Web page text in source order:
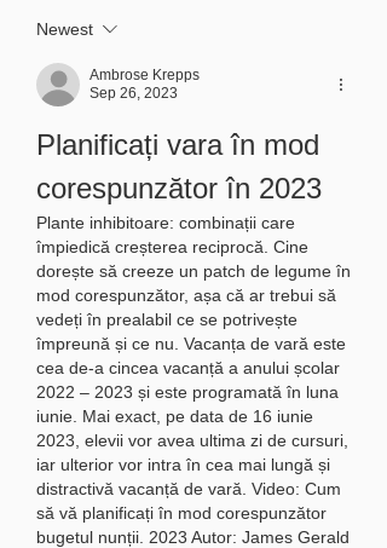
Newest
Ambrose Krepps
Sep 26, 2023
Planificați vara în mod
corespunzător în 2023
Plante inhibitoare: combinații care
împiedică creșterea reciprocă. Cine
dorește să creeze un patch de legume în
mod corespunzător, așa că ar trebui să
vedeți în prealabil ce se potrivește
împreună și ce nu. Vacanța de vară este
cea de-a cincea vacanță a anului școlar
2022 – 2023 și este programată în luna
iunie. Mai exact, pe data de 16 iunie
2023, elevii vor avea ultima zi de cursuri,
iar ulterior vor intra în cea mai lungă și
distractivă vacanță de vară. Video: Cum
să vă planificați în mod corespunzător
bugetul nunții. 2023 Autor: James Gerald